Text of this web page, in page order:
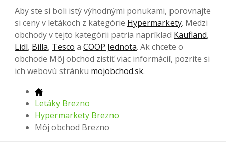
Aby ste si boli istý výhodnými ponukami, porovnajte
si ceny v letákoch z kategórie Hypermarkety. Medzi
obchody v tejto kategórii patria napríklad Kaufland,
Lidl, Billa, Tesco a COOP Jednota. Ak chcete o
obchode Môj obchod zistiť viac informácií, pozrite si
ich webovú stránku mojobchod.sk.
Letáky Brezno
Hypermarkety Brezno
Môj obchod Brezno